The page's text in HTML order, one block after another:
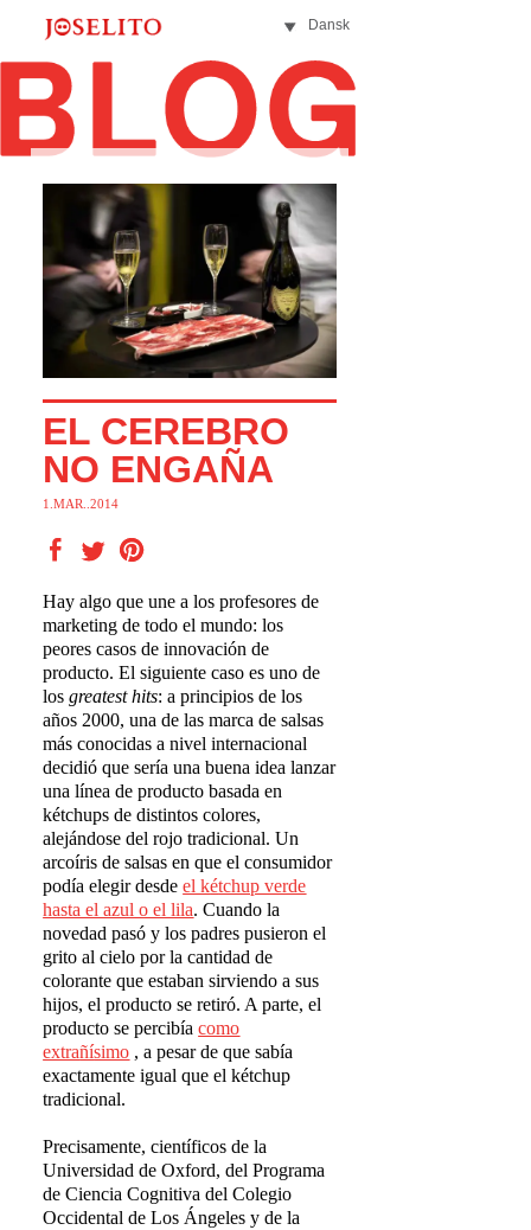
Dansk
EL CEREBRO
NO ENGAÑA
1.MAR..2014
Hay algo que une a los profesores de
marketing de todo el mundo: los
peores casos de innovación de
producto. El siguiente caso es uno de
losgreatest hits: a principios de los
años 2000, una de las marca de salsas
más conocidas a nivel internacional
decidió que sería una buena idea lanzar
una línea de producto basada en
kétchups de distintos colores,
alejándose del rojo tradicional. Un
arcoíris de salsas en que el consumidor
podía elegir desdeel kétchup verde
hasta el azul o el lila. Cuando la
novedad pasó y los padres pusieron el
grito al cielo por la cantidad de
colorante que estaban sirviendo a sus
hijos, el producto se retiró. A parte, el
producto se percibíacomo
extrañísimo , a pesar de que sabía
exactamente igual que el kétchup
tradicional.
Precisamente, científicos de la
Universidad de Oxford, del Programa
de Ciencia Cognitiva del Colegio
Occidental de Los Ángeles y de la